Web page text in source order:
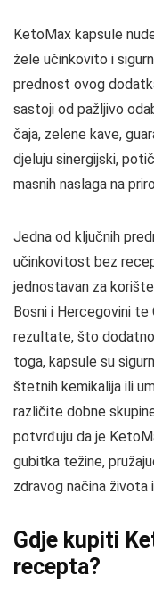
KetoMax kapsule
žele učinkovito i
prednost ovog
sastoji od pažljivo
čaja, zelene kave,
djeluju sinergijski,
masnih naslaga na
Jedna od ključnih
učinkovitost bez
jednostavan za
Bosni i Hercegovini te
rezultate, što
toga, kapsule su
štetnih kemikalija ili
različite dobne
potvrđuju da je
gubitka težine,
zdravog načina
Gdje kupiti
recepta?